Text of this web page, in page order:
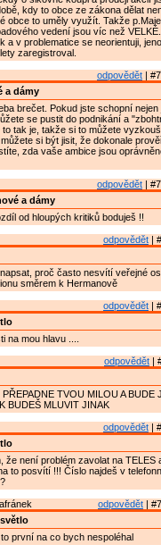
kdy to obce ze zákona dělat
obce to uměly využít. Takže
vedení jsou víc než VELKÉ.
a v problematice se neorientuji,
zaregistroval.
odpovědět |
a dámy
brečet. Pokud jste schopní nejen
se pustit do podnikání a
tak je, takže si to můžete
si být jisit, že dokonale
zda vaše ambice jsou
odpovědět |
a dámy
od hloupých kritiků boduješ !!
odpovědět |
proč často nesvítí veřejné
směrem k Hermanově
odpovědět |
na mou hlavu ....
odpovědět |
TVOU MILOU A BUDE
BUDEŠ MLUVIT JINAK
odpovědět |
že není problém zavolat na TELES
to posvítí !!! Číslo najdeš v
odpovědět |
první na co bych nespoléhal